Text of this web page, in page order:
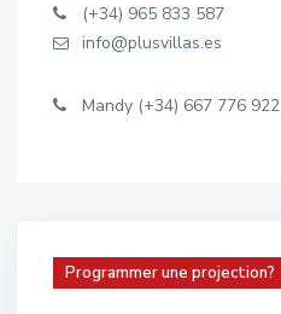
(+34) 965 833 587
info@plusvillas.es
Mandy (+34) 667 776 922
Programmer une projection?